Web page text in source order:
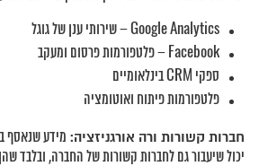
Google Analytics – שירותי ענן של גוגל
Facebook – פלטפורמות פרסום ומעקב
ספקי CRM בינלאומיים
פלטפורמות פיתוח ואוטומציה
חברות קשורות ורה אורגניזציה: מידע שנאסף
יכול שיעבור גם לחברות קשורות של החברה, ובלבד